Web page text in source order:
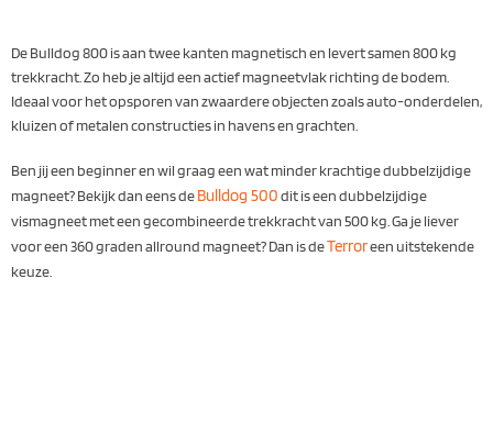
De Bulldog 800 is aan twee kanten magnetisch en levert samen 800 kg
trekkracht. Zo heb je altijd een actief magneetvlak richting de bodem.
Ideaal voor het opsporen van zwaardere objecten zoals auto-onderdelen,
kluizen of metalen constructies in havens en grachten.
Ben jij een beginner en wil graag een wat minder krachtige dubbelzijdige
magneet? Bekijk dan eens deBulldog 500dit is een dubbelzijdige
vismagneet met een gecombineerde trekkracht van 500 kg. Ga je liever
voor een 360 graden allround magneet? Dan is deTerroreen uitstekende
keuze.